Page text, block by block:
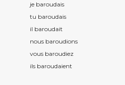
je baroudais
tu baroudais
il baroudait
nous baroudions
vous baroudiez
ils baroudaient